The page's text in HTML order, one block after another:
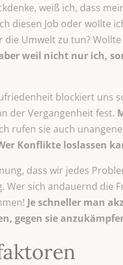
weiß ich, dass
diesen Job oder wollte
Umwelt zu tun?
weil nicht nur ich,
blockiert uns
der Vergangenheit fest.
rufen sie auch
Konflikte loslassen
dass wir jedes
Wer sich andauernd die
Je schneller man
gegen sie